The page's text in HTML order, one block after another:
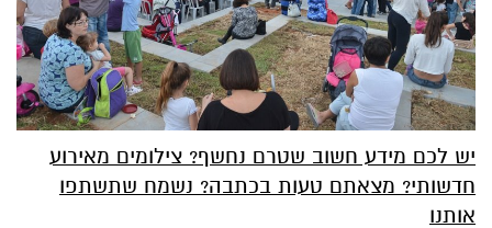
יש לכם מידע חשוב שטרם נחשף? צילומים מאירוע
חדשותי? מצאתם טעות בכתבה? נשמח שתשתפו
אותנו